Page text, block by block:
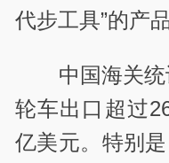
代步工具”的产
中国海关
轮车出口超过
亿美元。特别